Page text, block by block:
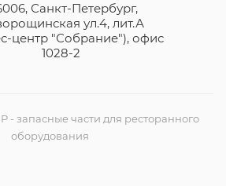
Санкт-Петербург,
ул.4, лит.А
центр "Собрание"), офис
1028-2
- запасные части для ресторанного
оборудования